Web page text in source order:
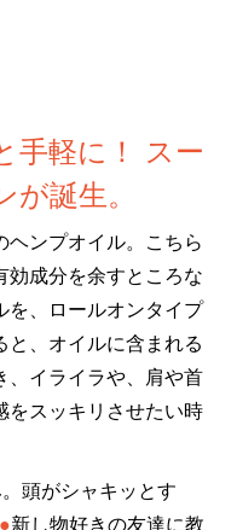
手軽に！ スー
誕生。
ヘンプオイル。こちら
効成分を余すところな
を、ロールオンタイプ
と、オイルに含まれる
、イライラや、肩や首
をスッキリさせたい時
頭がシャキッとす
●新し物好きの友達に教